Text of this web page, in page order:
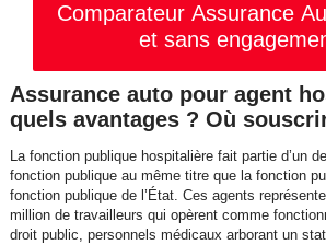
Comparateur Assurance
et sans
Assurance auto pour agent
quels avantages ? Où
La fonction publique hospitalière fait partie d’un
fonction publique au même titre que la fonction
fonction publique de l’État. Ces agents
million de travailleurs qui opèrent comme
droit public, personnels médicaux arborant un